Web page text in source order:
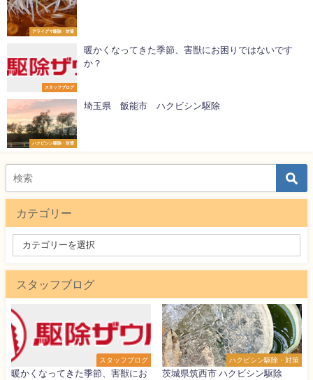
アライグマ駆除・対策
スタッフブログ
暖かくなってきた季節、害獣にお困りではないです
か？
ハクビシン駆除・対策
埼玉県 飯能市 ハクビシン駆除
カテゴリー
スタッフブログ
スタッフブログ
暖かくなってきた季節、害獣にお
ハクビシン駆除・対策
茨城県筑西市 ハクビシン駆除